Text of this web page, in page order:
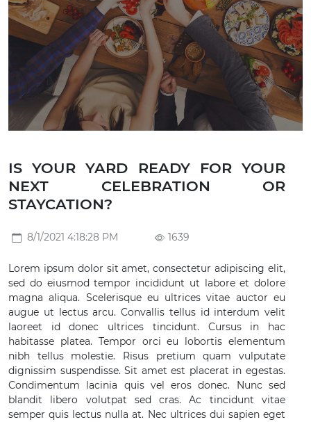
IS YOUR YARD READY FOR YOUR
NEXT CELEBRATION OR
STAYCATION?
8/1/2021 4:18:28 PM 1639
Lorem ipsum dolor sit amet, consectetur adipiscing elit,
sed do eiusmod tempor incididunt ut labore et dolore
magna aliqua. Scelerisque eu ultrices vitae auctor eu
augue ut lectus arcu. Convallis tellus id interdum velit
laoreet id donec ultrices tincidunt. Cursus in hac
habitasse platea. Tempor orci eu lobortis elementum
nibh tellus molestie. Risus pretium quam vulputate
dignissim suspendisse. Sit amet est placerat in egestas.
Condimentum lacinia quis vel eros donec. Nunc sed
blandit libero volutpat sed cras. Ac tincidunt vitae
semper quis lectus nulla at. Nec ultrices dui sapien eget